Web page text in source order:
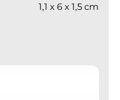
1,1 x 6 x 1,5 cm